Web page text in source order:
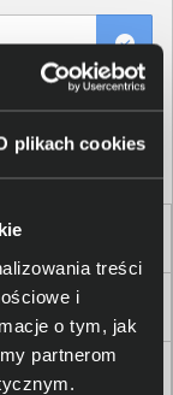
plikach cookies
treści
i
o tym, jak
partnerom